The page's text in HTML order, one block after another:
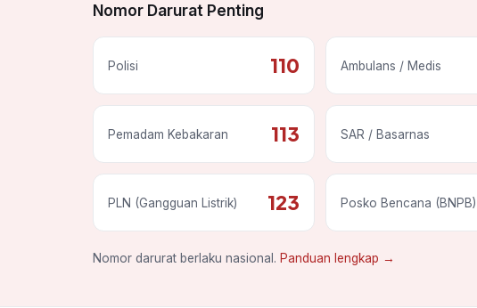
Nomor Darurat Penting
Polisi 110 Ambulans / Medis
Pemadam Kebakaran 113 SAR / Basarnas
PLN (Gangguan Listrik) 123 Posko Bencana (BNPB)
Nomor darurat berlaku nasional. Panduan lengkap →